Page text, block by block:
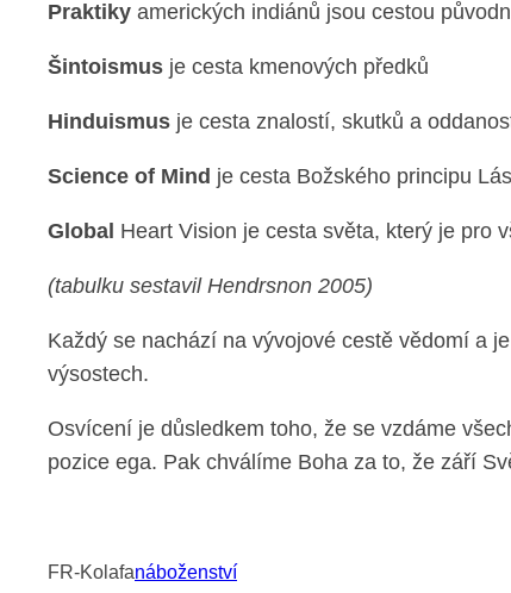
Praktiky amerických indiánů jsou cestou
Šintoismus je cesta kmenových předků
Hinduismus je cesta znalostí, skutků a
Science of Mind je cesta Božského principu
Global Heart Vision je cesta světa, který je pro
(tabulku sestavil Hendrsnon 2005)
Každý se nachází na vývojové cestě vědomí a
výsostech.
Osvícení je důsledkem toho, že se vzdáme
pozice ega. Pak chválíme Boha za to, že září
FR-Kolafanáboženství